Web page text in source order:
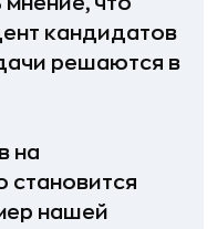
кандидатов
решаются в
на
становится
нашей